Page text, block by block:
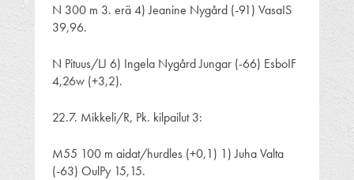
N 300 m 3. erä 4) Jeanine Nygård (-91) VasaIS
39,96.
N Pituus/LJ 6) Ingela Nygård Jungar (-66) EsboIF
4,26w (+3,2).
22.7. Mikkeli/R, Pk. kilpailut 3:
M55 100 m aidat/hurdles (+0,1) 1) Juha Valta
(-63) OulPy 15,15.